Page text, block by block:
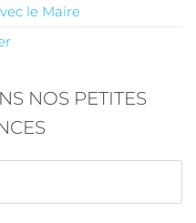
le Maire
NOS PETITES